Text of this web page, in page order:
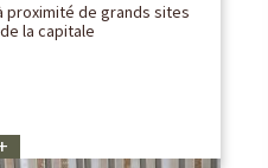
proximité de grands sites
la capitale